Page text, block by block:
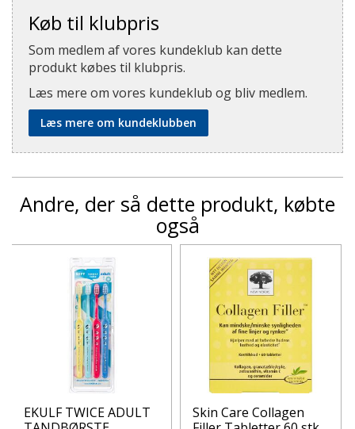
Køb til klubpris
Som medlem af vores kundeklub kan dette
produkt købes til klubpris.
Læs mere om vores kundeklub og bliv medlem.
Læs mere om kundeklubben
Andre, der så dette produkt, købte
også
EKULF TWICE ADULT
Skin Care Collagen